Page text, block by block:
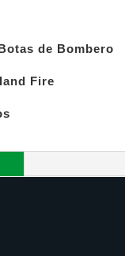
de Bombero
Fire